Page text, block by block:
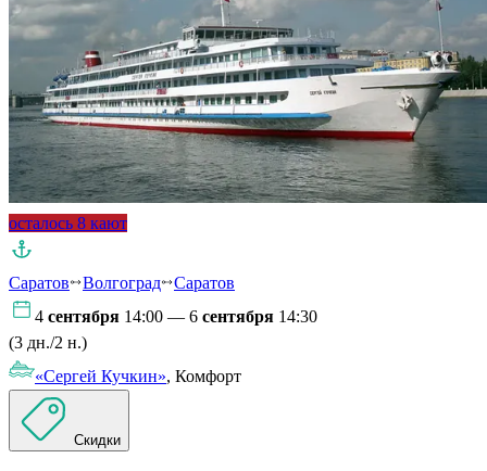
осталось 8 кают
Саратов Волгоград
Саратов
4 сентября 14:00 — 6 сентября 14:30
(3 дн./2 н.)
«Сергей Кучкин», Комфорт
Скидки